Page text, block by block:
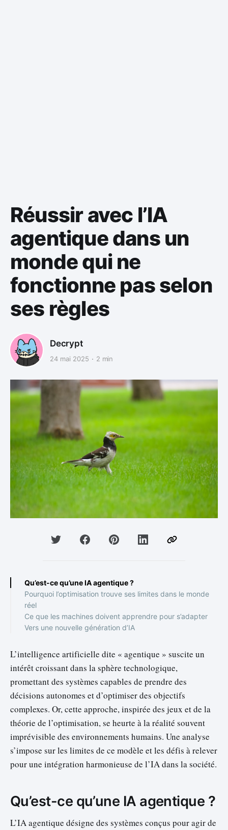
Réussir avec l’IA
agentique dans un
monde qui ne
fonctionne pas selon
ses règles
Decrypt
24 mai 2025 2 min
Qu’est-ce qu’une IA agentique ?
Pourquoi l’optimisation trouve ses limites dans le monde
réel
Ce que les machines doivent apprendre pour s’adapter
Vers une nouvelle génération d’IA
L’intelligence artificielle dite « agentique » suscite un
intérêt croissant dans la sphère technologique,
promettant des systèmes capables de prendre des
décisions autonomes et d’optimiser des objectifs
complexes. Or, cette approche, inspirée des jeux et de la
théorie de l’optimisation, se heurte à la réalité souvent
imprévisible des environnements humains. Une analyse
s’impose sur les limites de ce modèle et les défis à relever
pour une intégration harmonieuse de l’IA dans la société.
Qu’est-ce qu’une IA agentique ?
L’IA agentique désigne des systèmes conçus pour agir de